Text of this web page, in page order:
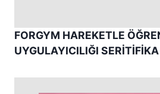
FORGYM HAREKETLE
UYGULAYICILIĞI